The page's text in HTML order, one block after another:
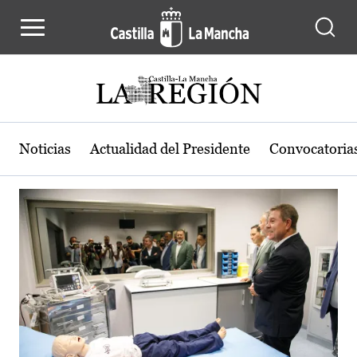
Actualidad de la región de Castilla-
Noticias Actualidad del Presidente